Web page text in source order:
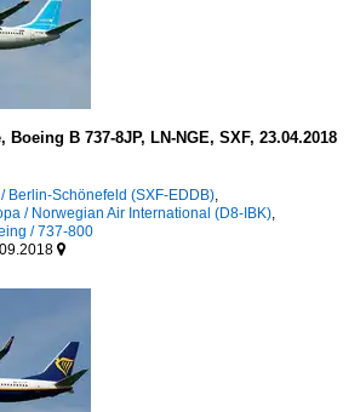
B 737-8JP, LN-NGE, SXF, 23.04.2018
Berlin-Schönefeld (SXF-EDDB),
/ Norwegian Air International (D8-IBK),
/ 737-800
